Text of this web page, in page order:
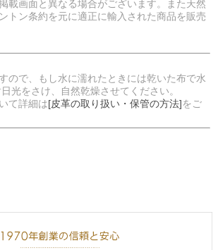
載画面と異なる場合がございます。また天然
トン条約を元に適正に輸入された商品を販売
ので、もし水に濡れたときには乾いた布で水
光をさけ、自然乾燥させてください。
て詳細は[皮革の取り扱い・保管の方法]をご